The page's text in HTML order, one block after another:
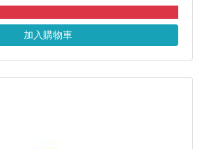
加入購物車